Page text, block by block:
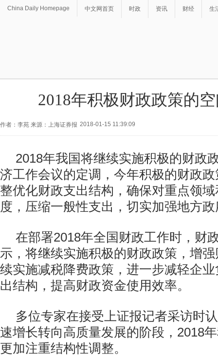
China Daily Homepage 中文网首页 时政 资讯 财经 生
2018年积极财政政策的
作者：李苑 来源：上海证券报 2018-01-15 11:39:09
2018年我国将继续实施积极的财政
济工作会议的定调，今年积极的财政
整优化财政支出结构，确保对重点领
度，压缩一般性支出，切实加强地方
在部署2018年全国财政工作时，财
示，将继续实施积极的财政政策，增
续实施减税降费政策，进一步减轻企
出结构，提高财政资金使用效率。
多位专家在接受上证报记者采访时
速增长转向高质量发展的阶段，2018
更加注重结构性调整。